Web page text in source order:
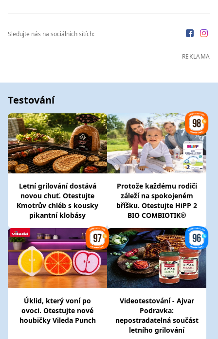
Sledujte nás na sociálních sítích:
REKLAMA
Testování
Letní grilování dostává
novou chuť. Otestujte
Kmotrův chléb s kousky
pikantní klobásy
Protože každému rodiči
záleží na spokojeném
bříšku. Otestujte HiPP 2
BIO COMBIOTIK®
Úklid, který voní po
ovoci. Otestujte nové
houbičky Vileda Punch
Videotestování - Ajvar
Podravka:
nepostradatelná součást
letního grilování